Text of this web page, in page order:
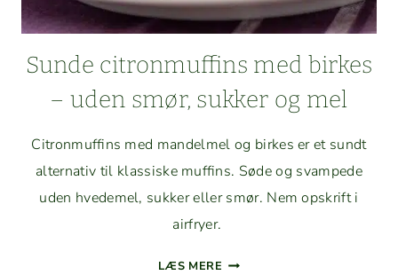
Sunde cit­ron­muffins med birkes
– uden smør, sukker og mel
Cit­ron­muffins med man­delmel og birkes er et sundt
alter­na­tiv til klas­siske muffins. Søde og svam­pede
uden hvedemel, sukker eller smør. Nem opskrift i
airfryer.
LÆS MERE SUNDE